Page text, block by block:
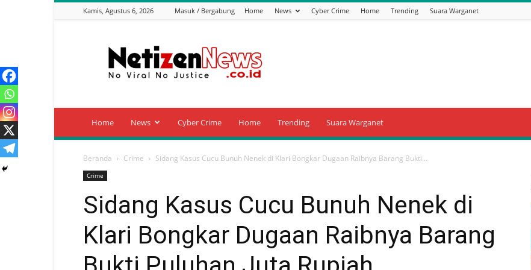
Kamis, Agustus 6, 2026 Masuk / Bergabung Home News Cyber Crime Home Trending Suara Warganet
News
Home News Cyber Crime Home Trending Suara Warganet
Beranda Crime Sidang Kasus Cucu Bunuh Nenek di Klari Bongkar Dugaan Raibnya Barang Bukti...
Crime
Sidang Kasus Cucu Bunuh Nenek di
Klari Bongkar Dugaan Raibnya Barang